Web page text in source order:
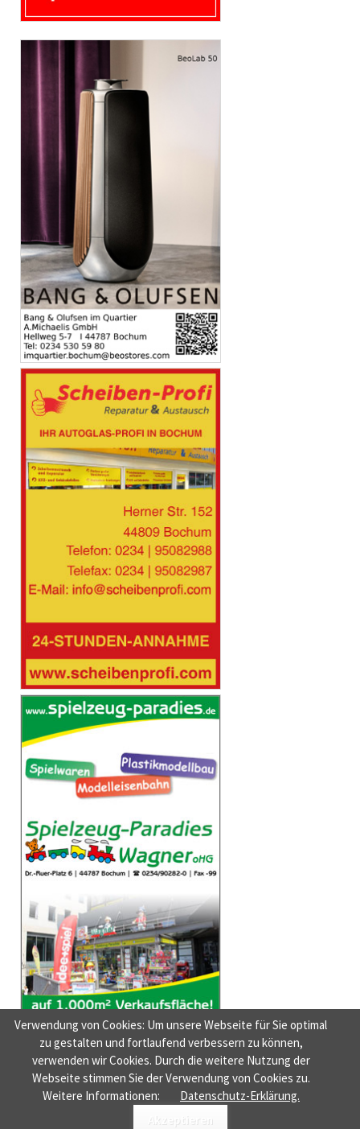
NAVIGATION
HOME AUSGABEN NEUIGKEITEN NEUE MUSIK
DER FILMTIPP
ROCKSOLID CONTAO THEMES & TEMPLATES
Verwendung von Cookies: Um unsere Webseite für Sie optimal
zu gestalten und fortlaufend verbessern zu können,
verwenden wir Cookies. Durch die weitere Nutzung der
Webseite stimmen Sie der Verwendung von Cookies zu.
Weitere Informationen:
Datenschutz-Erklärung.
Akzeptieren